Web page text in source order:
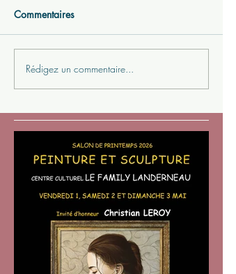
Commentaires
Rédigez un commentaire...